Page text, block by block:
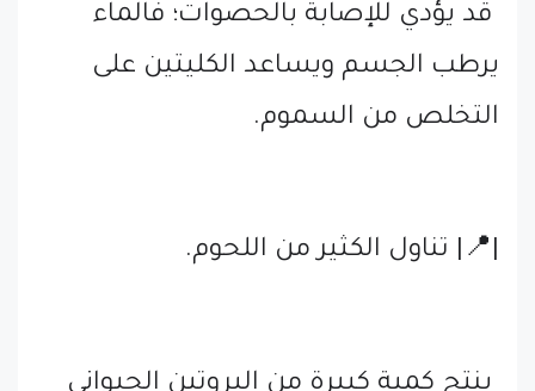
قد يؤدي للإصابة بالحصوات؛ فالماء
يرطب الجسم ويساعد الكليتين على
التخلص من السموم.
|📍| تناول الكثير من اللحوم.
ينتج كمية كبيرة من البروتين الحيواني